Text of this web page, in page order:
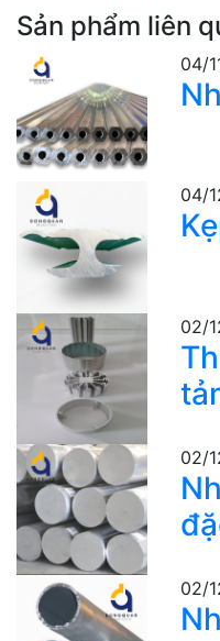
Sản phẩm liên
04/
04/
02/
02/
02/